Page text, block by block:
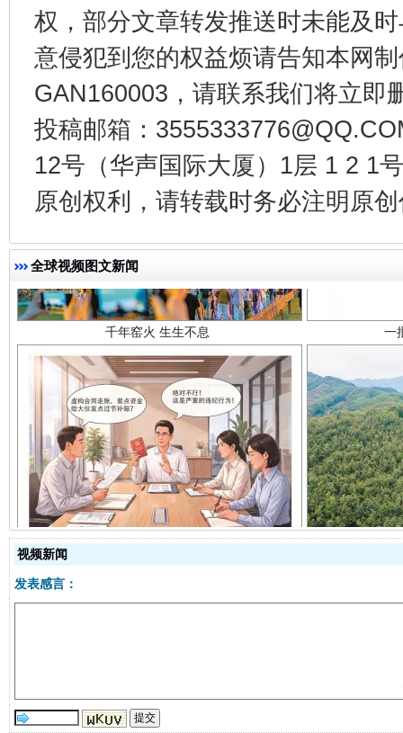
权，部分文章转发推送时未能及
意侵犯到您的权益烦请告知本网
GAN160003，请联系我们将立即
投稿邮箱：
12号（华声国际大厦）1层 1 2 1
原创权利，请转载时务必注明原
全球视频图文新闻
揭开“小金库”的免责幌子
受贿1.44亿！段成刚被判无期 从幼
视频新闻
发表感言：